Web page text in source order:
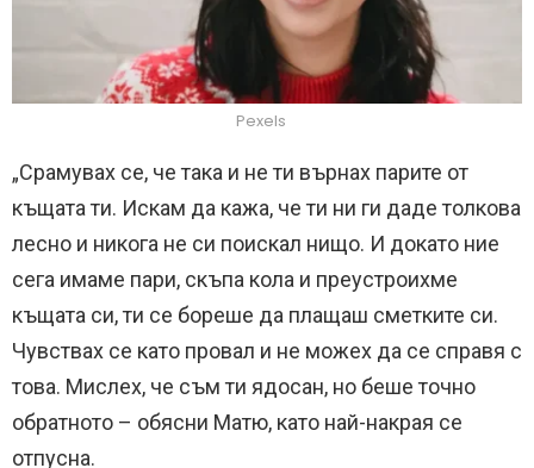
Pexels
„Срамувах се, че така и не ти върнах парите от
къщата ти. Искам да кажа, че ти ни ги даде толкова
лесно и никога не си поискал нищо. И докато ние
сега имаме пари, скъпа кола и преустроихме
къщата си, ти се бореше да плащаш сметките си.
Чувствах се като провал и не можех да се справя с
това. Мислех, че съм ти ядосан, но беше точно
обратното – обясни Матю, като най-накрая се
отпусна.